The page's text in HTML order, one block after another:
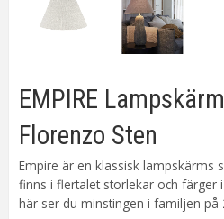
EMPIRE
Florenzo Sten
Empire är en klassisk lampskärms
finns i flertalet storlekar och färger
här ser du minstingen i familjen på